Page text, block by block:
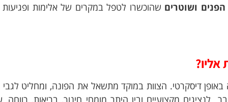
ושוטרים שהוכשרו לטפל במקרים של אלימות
באופן דיסקרטי. הצוות במוקד מתשאל את הפונה, ומחליט